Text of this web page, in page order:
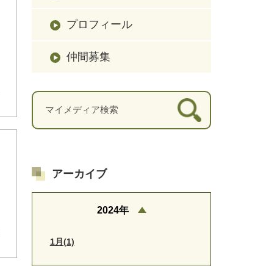
プロフィール
仲間募集
アーカイブ
2024年
1月(1)